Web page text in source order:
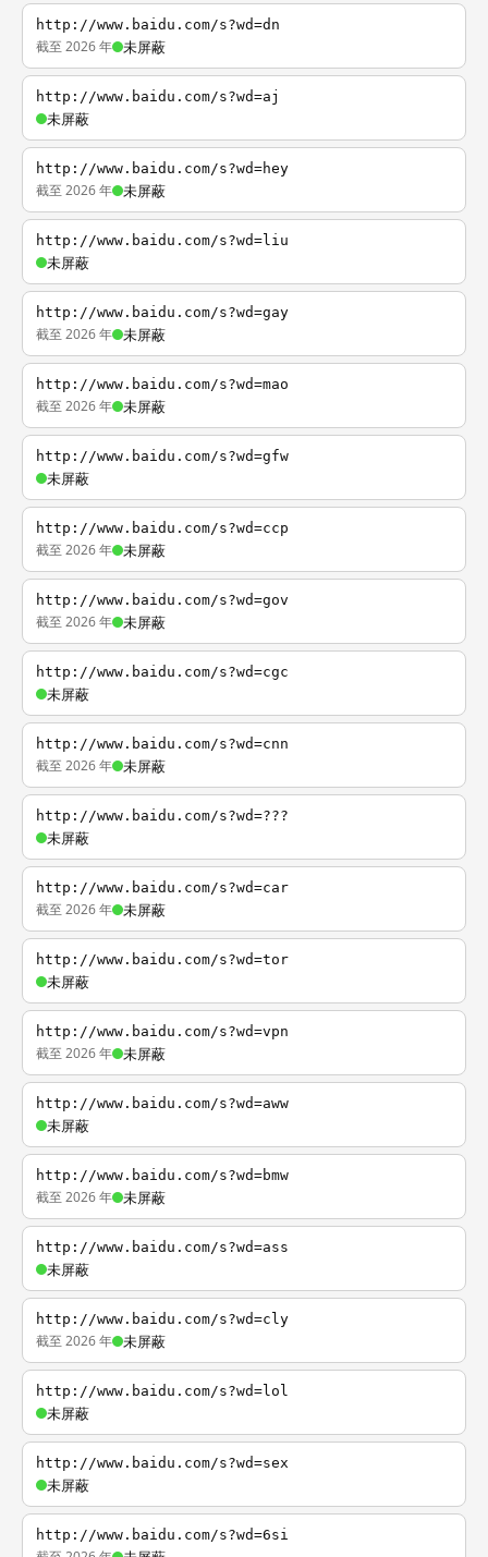
http://www.baidu.com/s?wd=dn
截至 2026 年 未屏蔽
http://www.baidu.com/s?wd=aj
未屏蔽
http://www.baidu.com/s?wd=hey
截至 2026 年 未屏蔽
http://www.baidu.com/s?wd=liu
未屏蔽
http://www.baidu.com/s?wd=gay
截至 2026 年 未屏蔽
http://www.baidu.com/s?wd=mao
截至 2026 年 未屏蔽
http://www.baidu.com/s?wd=gfw
未屏蔽
http://www.baidu.com/s?wd=ccp
截至 2026 年 未屏蔽
http://www.baidu.com/s?wd=gov
截至 2026 年 未屏蔽
http://www.baidu.com/s?wd=cgc
未屏蔽
http://www.baidu.com/s?wd=cnn
截至 2026 年 未屏蔽
http://www.baidu.com/s?wd=???
未屏蔽
http://www.baidu.com/s?wd=car
截至 2026 年 未屏蔽
http://www.baidu.com/s?wd=tor
未屏蔽
http://www.baidu.com/s?wd=vpn
截至 2026 年 未屏蔽
http://www.baidu.com/s?wd=aww
未屏蔽
http://www.baidu.com/s?wd=bmw
截至 2026 年 未屏蔽
http://www.baidu.com/s?wd=ass
未屏蔽
http://www.baidu.com/s?wd=cly
截至 2026 年 未屏蔽
http://www.baidu.com/s?wd=lol
未屏蔽
http://www.baidu.com/s?wd=sex
未屏蔽
http://www.baidu.com/s?wd=6si